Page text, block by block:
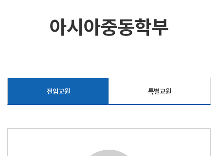
아시아중동학부
전임교원 특별교원